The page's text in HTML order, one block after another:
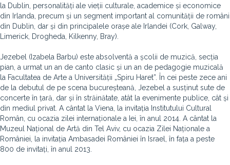
la Dublin, personalități ale vieții culturale, academice și economice
din Irlanda, precum și un segment important al comunității de români
din Dublin, dar și din principalele orașe ale Irlandei (Cork, Galway,
Limerick, Drogheda, Kilkenny, Bray).
Jezebel (Izabela Barbu) este absolventă a școlii de muzică, secția
pian, a urmat un an de canto clasic și un an de pedagogie muzicală
la Facultatea de Arte a Universității „Spiru Haret”. În cei peste zece ani
de la debutul de pe scena bucureșteană, Jezebel a susținut sute de
concerte în țară, dar și în străinătate, atât la evenimente publice, cât și
din mediul privat. A cântat la Viena, la invitația Institutului Cultural
Român, cu ocazia zilei internaționale a Iei, în anul 2014. A cântat la
Muzeul Național de Artă din Tel Aviv, cu ocazia Zilei Naționale a
României, la invitația Ambasadei României în Israel, în fața a peste
800 de invitați, în anul 2013.